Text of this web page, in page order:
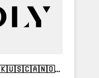
- Franchises -
How we